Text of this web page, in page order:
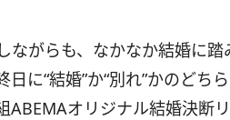
ながらも、なかなか結婚に
日に“結婚”か“別れ”かのど
ABEMAオリジナル結婚決断